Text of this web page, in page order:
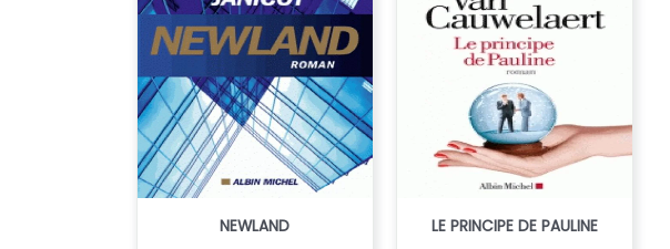
plus
ancien
NEWLAND
LE PRINCIPE DE PAULINE